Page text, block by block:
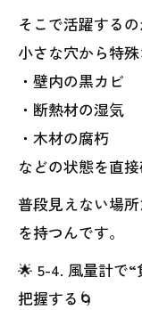
そこで活躍する
小さな穴から特殊
・壁内の黒カビ
・断熱材の湿気
・木材の腐朽
などの状態を直接
普段見えない場
を持つんです。
🌟 5-4. 風量計で
把握する🌀